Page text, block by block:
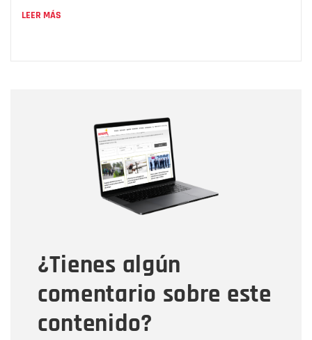
LEER MÁS
¿Tienes algún
comentario sobre este
contenido?
Correo electrónico
Tipo de comentario
Mensaje